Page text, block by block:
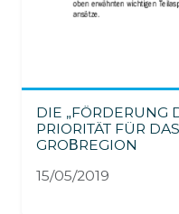
DIE „FÖRDERUNG
PRIORITÄT FÜR
GROΒREGION
15/05/2019